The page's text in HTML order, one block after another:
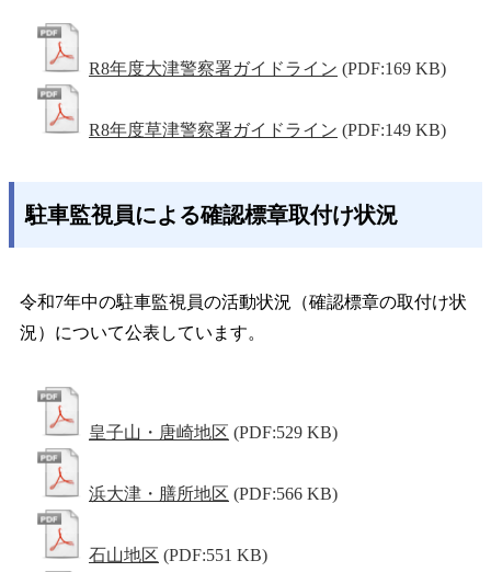
R8年度大津警察署ガイドライン (PDF:169 KB)
R8年度草津警察署ガイドライン (PDF:149 KB)
駐車監視員による確認標章取付け状況
令和7年中の駐車監視員の活動状況（確認標章の取付け状
況）について公表しています。
皇子山・唐崎地区 (PDF:529 KB)
浜大津・膳所地区 (PDF:566 KB)
石山地区 (PDF:551 KB)